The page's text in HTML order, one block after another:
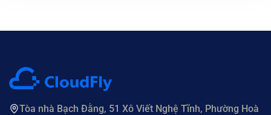
Tòa nhà Bạch Đằng, 51 Xô Viết Nghệ Tĩnh, Phường Hoà